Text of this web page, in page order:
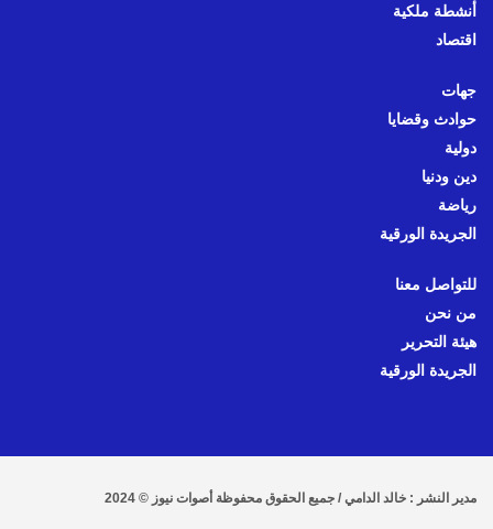
أنشطة ملكية
اقتصاد
جهات
حوادث وقضايا
دولية
دين ودنيا
رياضة
الجريدة الورقية
للتواصل معنا
من نحن
هيئة التحرير
الجريدة الورقية
مدير النشر : خالد الدامي / جميع الحقوق محفوظة أصوات نيوز © 2024